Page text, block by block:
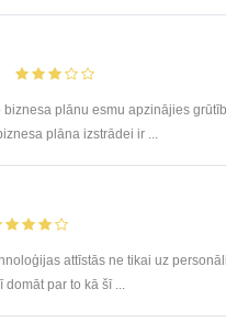
plānu esmu apzinājies
plāna izstrādei ir ...
attīstās ne tikai uz
par to kā šī ...